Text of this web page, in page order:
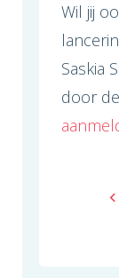
Wil jij
Saskia
door